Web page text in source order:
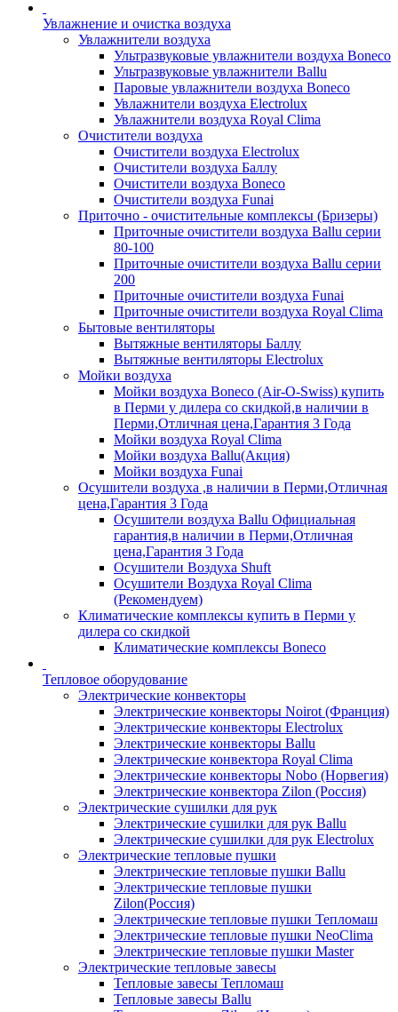
Увлажнение и очистка воздуха
Увлажнители воздуха
Ультразвуковые увлажнители воздуха Boneco
Ультразвуковые увлажнители Ballu
Паровые увлажнители воздуха Boneco
Увлажнители воздуха Electrolux
Увлажнители воздуха Royal Clima
Очистители воздуха
Очистители воздуха Electrolux
Очистители воздуха Баллу
Очистители воздуха Boneco
Очистители воздуха Funai
Приточно - очистительные комплексы (Бризеры)
Приточные очистители воздуха Ballu серии
80-100
Приточные очистители воздуха Ballu серии
200
Приточные очистители воздуха Funai
Приточные очистители воздуха Royal Clima
Бытовые вентиляторы
Вытяжные вентиляторы Баллу
Вытяжные вентиляторы Electrolux
Мойки воздуха
Мойки воздуха Boneco (Air-O-Swiss) купить
в Перми у дилера со скидкой,в наличии в
Перми,Отличная цена,Гарантия 3 Года
Мойки воздуха Royal Clima
Мойки воздуха Ballu(Акция)
Мойки воздуха Funai
Осушители воздуха ,в наличии в Перми,Отличная
цена,Гарантия 3 Года
Осушители воздуха Ballu Официальная
гарантия,в наличии в Перми,Отличная
цена,Гарантия 3 Года
Осушители Воздуха Shuft
Осушители Воздуха Royal Clima
(Рекомендуем)
Климатические комплексы купить в Перми у
дилера со скидкой
Климатические комплексы Boneсo
Тепловое оборудование
Электрические конвекторы
Электрические конвекторы Noirot (Франция)
Электрические конвекторы Electrolux
Электрические конвекторы Ballu
Электрические конвектора Royal Clima
Электрические конвекторы Nobo (Норвегия)
Электрические конвектора Zilon (Россия)
Электрические сушилки для рук
Электрические сушилки для рук Ballu
Электрические сушилки для рук Electrolux
Электрические тепловые пушки
Электрические тепловые пушки Ballu
Электрические тепловые пушки
Zilon(Россия)
Электрические тепловые пушки Тепломаш
Электрические тепловые пушки NeoClima
Электрические тепловые пушки Master
Электрические тепловые завесы
Тепловые завесы Тепломаш
Тепловые завесы Ballu